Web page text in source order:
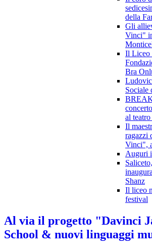
della
Gli
Vinci"
Il Liceo
Bra
Sociale
al
Il
ragazzi
Vinci",
Auguri
Shanz
Il liceo
festival
Al via il progetto "Davinci
School & nuovi linguaggi